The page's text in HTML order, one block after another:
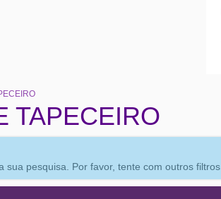
TAPECEIRO
sua pesquisa. Por favor, tente com outros filtros.